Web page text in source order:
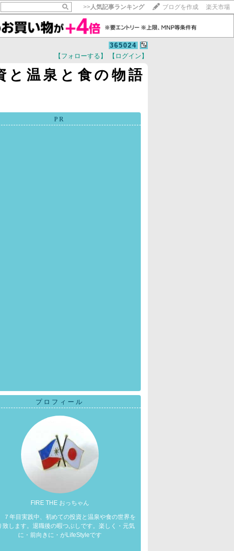
>>人気記事ランキング ブログを作成 楽天市場
365024
【フォローする】 【ログイン】
温泉と食の物語
PR
プロフィール
FIRE THE おっちゃん
年目実践中、初めての投資と温泉や食の世界を
致します。退職後の暇つぶしです。楽しく・元気
に・前向きに・がLifeStyleです